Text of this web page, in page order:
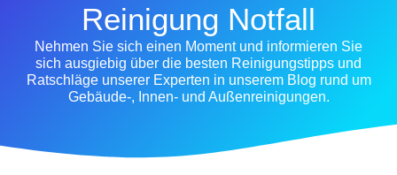
Reinigung Notfall
Nehmen Sie sich einen Moment und informieren Sie
sich ausgiebig über die besten Reinigungstipps und
Ratschläge unserer Experten in unserem Blog rund um
Gebäude-, Innen- und Außenreinigungen.